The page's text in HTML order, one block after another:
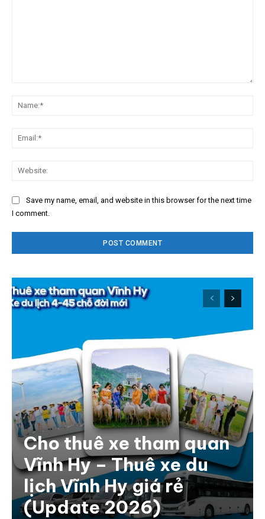
Save my name, email, and website in this browser for the next time
I comment.
Cho thuê xe tham quan
Vĩnh Hy – Thuê xe du
lịch Vĩnh Hy giá rẻ
(Update 2026)